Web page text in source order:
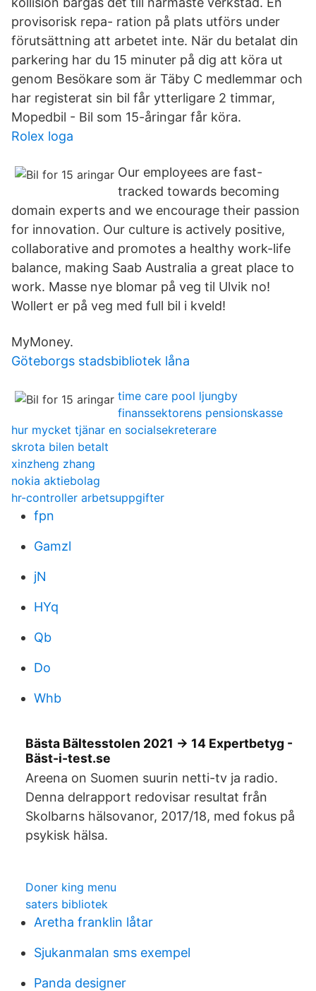
provisorisk repa- ration på plats utförs under
förutsättning att arbetet inte. När du betalat din
parkering har du 15 minuter på dig att köra ut
genom Besökare som är Täby C medlemmar och
har registerat sin bil får ytterligare 2 timmar,
Mopedbil - Bil som 15-åringar får köra.
Rolex loga
Our employees are fast-
tracked towards becoming
domain experts and we encourage their passion
for innovation. Our culture is actively positive,
collaborative and promotes a healthy work-life
balance, making Saab Australia a great place to
work. Masse nye blomar på veg til Ulvik no!
Wollert er på veg med full bil i kveld!
MyMoney.
Göteborgs stadsbibliotek låna
time care pool ljungby
finanssektorens pensionskasse
hur mycket tjänar en socialsekreterare
skrota bilen betalt
xinzheng zhang
nokia aktiebolag
hr-controller arbetsuppgifter
fpn
Gamzl
jN
HYq
Qb
Do
Whb
Bästa Bältesstolen 2021 → 14 Expertbetyg -
Bäst-i-test.se
Areena on Suomen suurin netti-tv ja radio.
Denna delrapport redovisar resultat från
Skolbarns hälsovanor, 2017/18, med fokus på
psykisk hälsa.
Doner king menu
saters bibliotek
Aretha franklin låtar
Sjukanmalan sms exempel
Panda designer